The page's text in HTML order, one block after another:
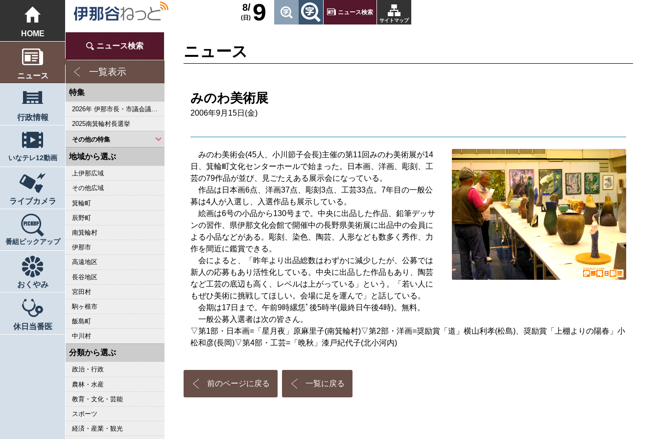
サイトマップ
ニュース検索
9
8/
(日)
HOME
ニュース
行政情報
いなテレ12動画
ライブカメラ
番組ピックアップ
おくやみ
休日当番医
ニュース検索
一覧表示
特集
2026年 伊那市長・市議会議員選挙
2025南箕輪村長選挙
その他の特集
2023県議会議員選挙
2022箕輪町長選挙
2019県議会議員選挙
2018伊那市長選・市議選
桜シリーズ2018
桜シリーズ2017
2015県議会議員選挙
2014箕輪町長選挙
2014伊那市長選・市議選
桜シリーズ2014
カメラリポート
上伊那 医師不足問題
新ごみ中間処理施設
伊那市長・市議選
朝の学舎
記者室
伊那谷1年365人
輝く経営者～その後
花ロマン
伝承 上伊那の50年
駒ヶ根市長選挙
2007年 県議会議員選挙
権兵衛トンネル開通1周年
豪雨被害
新伊那市誕生へ
伊那谷 耐震強度偽装問題
2005年衆院選
その他
地域から選ぶ
上伊那広域
その他広域
箕輪町
辰野町
南箕輪村
伊那市
高遠地区
長谷地区
宮田村
駒ヶ根市
飯島町
中川村
分類から選ぶ
政治・行政
農林・水産
教育・文化・芸能
スポーツ
経済・産業・観光
ニュース
みのわ美術展
2006年9月15日(金)
みのわ美術会(45人、小川節子会長)主催の第11回みのわ美術展が14
日、箕輪町文化センターホールで始まった。日本画、洋画、彫刻、工
芸の79作品が並び、見ごたえある展示会になっている。
作品は日本画6点、洋画37点、彫刻3点、工芸33点。7年目の一般公
募は4人が入選し、入選作品も展示している。
絵画は6号の小品から130号まで。中央に出品した作品、鉛筆デッサ
ンの習作、県伊那文化会館で開催中の長野県美術展に出品中の会員に
よる小品などがある。彫刻、染色、陶芸、人形なども数多く秀作、力
作を間近に鑑賞できる。
会によると、「昨年より出品総数はわずかに減少したが、公募では
新人の応募もあり活性化している。中央に出品した作品もあり、陶芸
など工芸の底辺も高く、レベルは上がっている」という。「若い人に
もぜひ美術に挑戦してほしい。会場に足を運んで」と話している。
会期は17日まで。午前9時縲恁ﾟ後5時半(最終日午後4時)。無料。
一般公募入選者は次の皆さん。
▽第1部・日本画=「星月夜」原麻里子(南箕輪村)▽第2部・洋画=奨励賞「道」横山利孝(松島)、奨励賞「上棚よりの陽春」小
松和彦(長岡)▽第4部・工芸=「晩秋」漆戸紀代子(北小河内)
前のページに戻る 一覧に戻る